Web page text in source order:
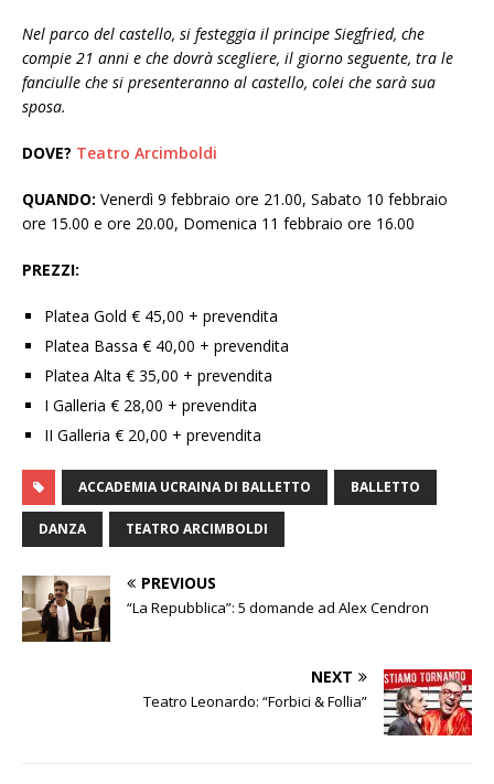
Nel parco del castello, si festeggia il principe Siegfried, che
compie 21 anni e che dovrà scegliere, il giorno seguente, tra le
fanciulle che si presenteranno al castello, colei che sarà sua
sposa.
DOVE? Teatro Arcimboldi
QUANDO: Venerdì 9 febbraio ore 21.00, Sabato 10 febbraio
ore 15.00 e ore 20.00, Domenica 11 febbraio ore 16.00
PREZZI:
Platea Gold € 45,00 + prevendita
Platea Bassa € 40,00 + prevendita
Platea Alta € 35,00 + prevendita
I Galleria € 28,00 + prevendita
II Galleria € 20,00 + prevendita
ACCADEMIA UCRAINA DI BALLETTO BALLETTO
DANZA TEATRO ARCIMBOLDI
PREVIOUS
“La Repubblica”: 5 domande ad Alex Cendron
NEXT
Teatro Leonardo: “Forbici & Follia”